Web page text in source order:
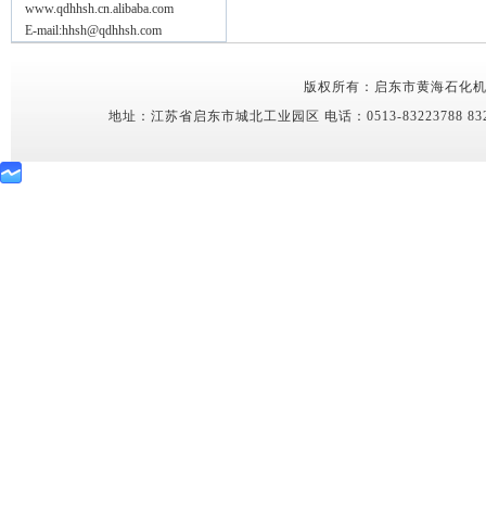
www.qdhhsh.cn.alibaba.com
E-mail:hhsh@qdhhsh.com
版权所有：启东市黄海石化
地址： 江苏省启东市城北工业园区 电话：0513-83223788